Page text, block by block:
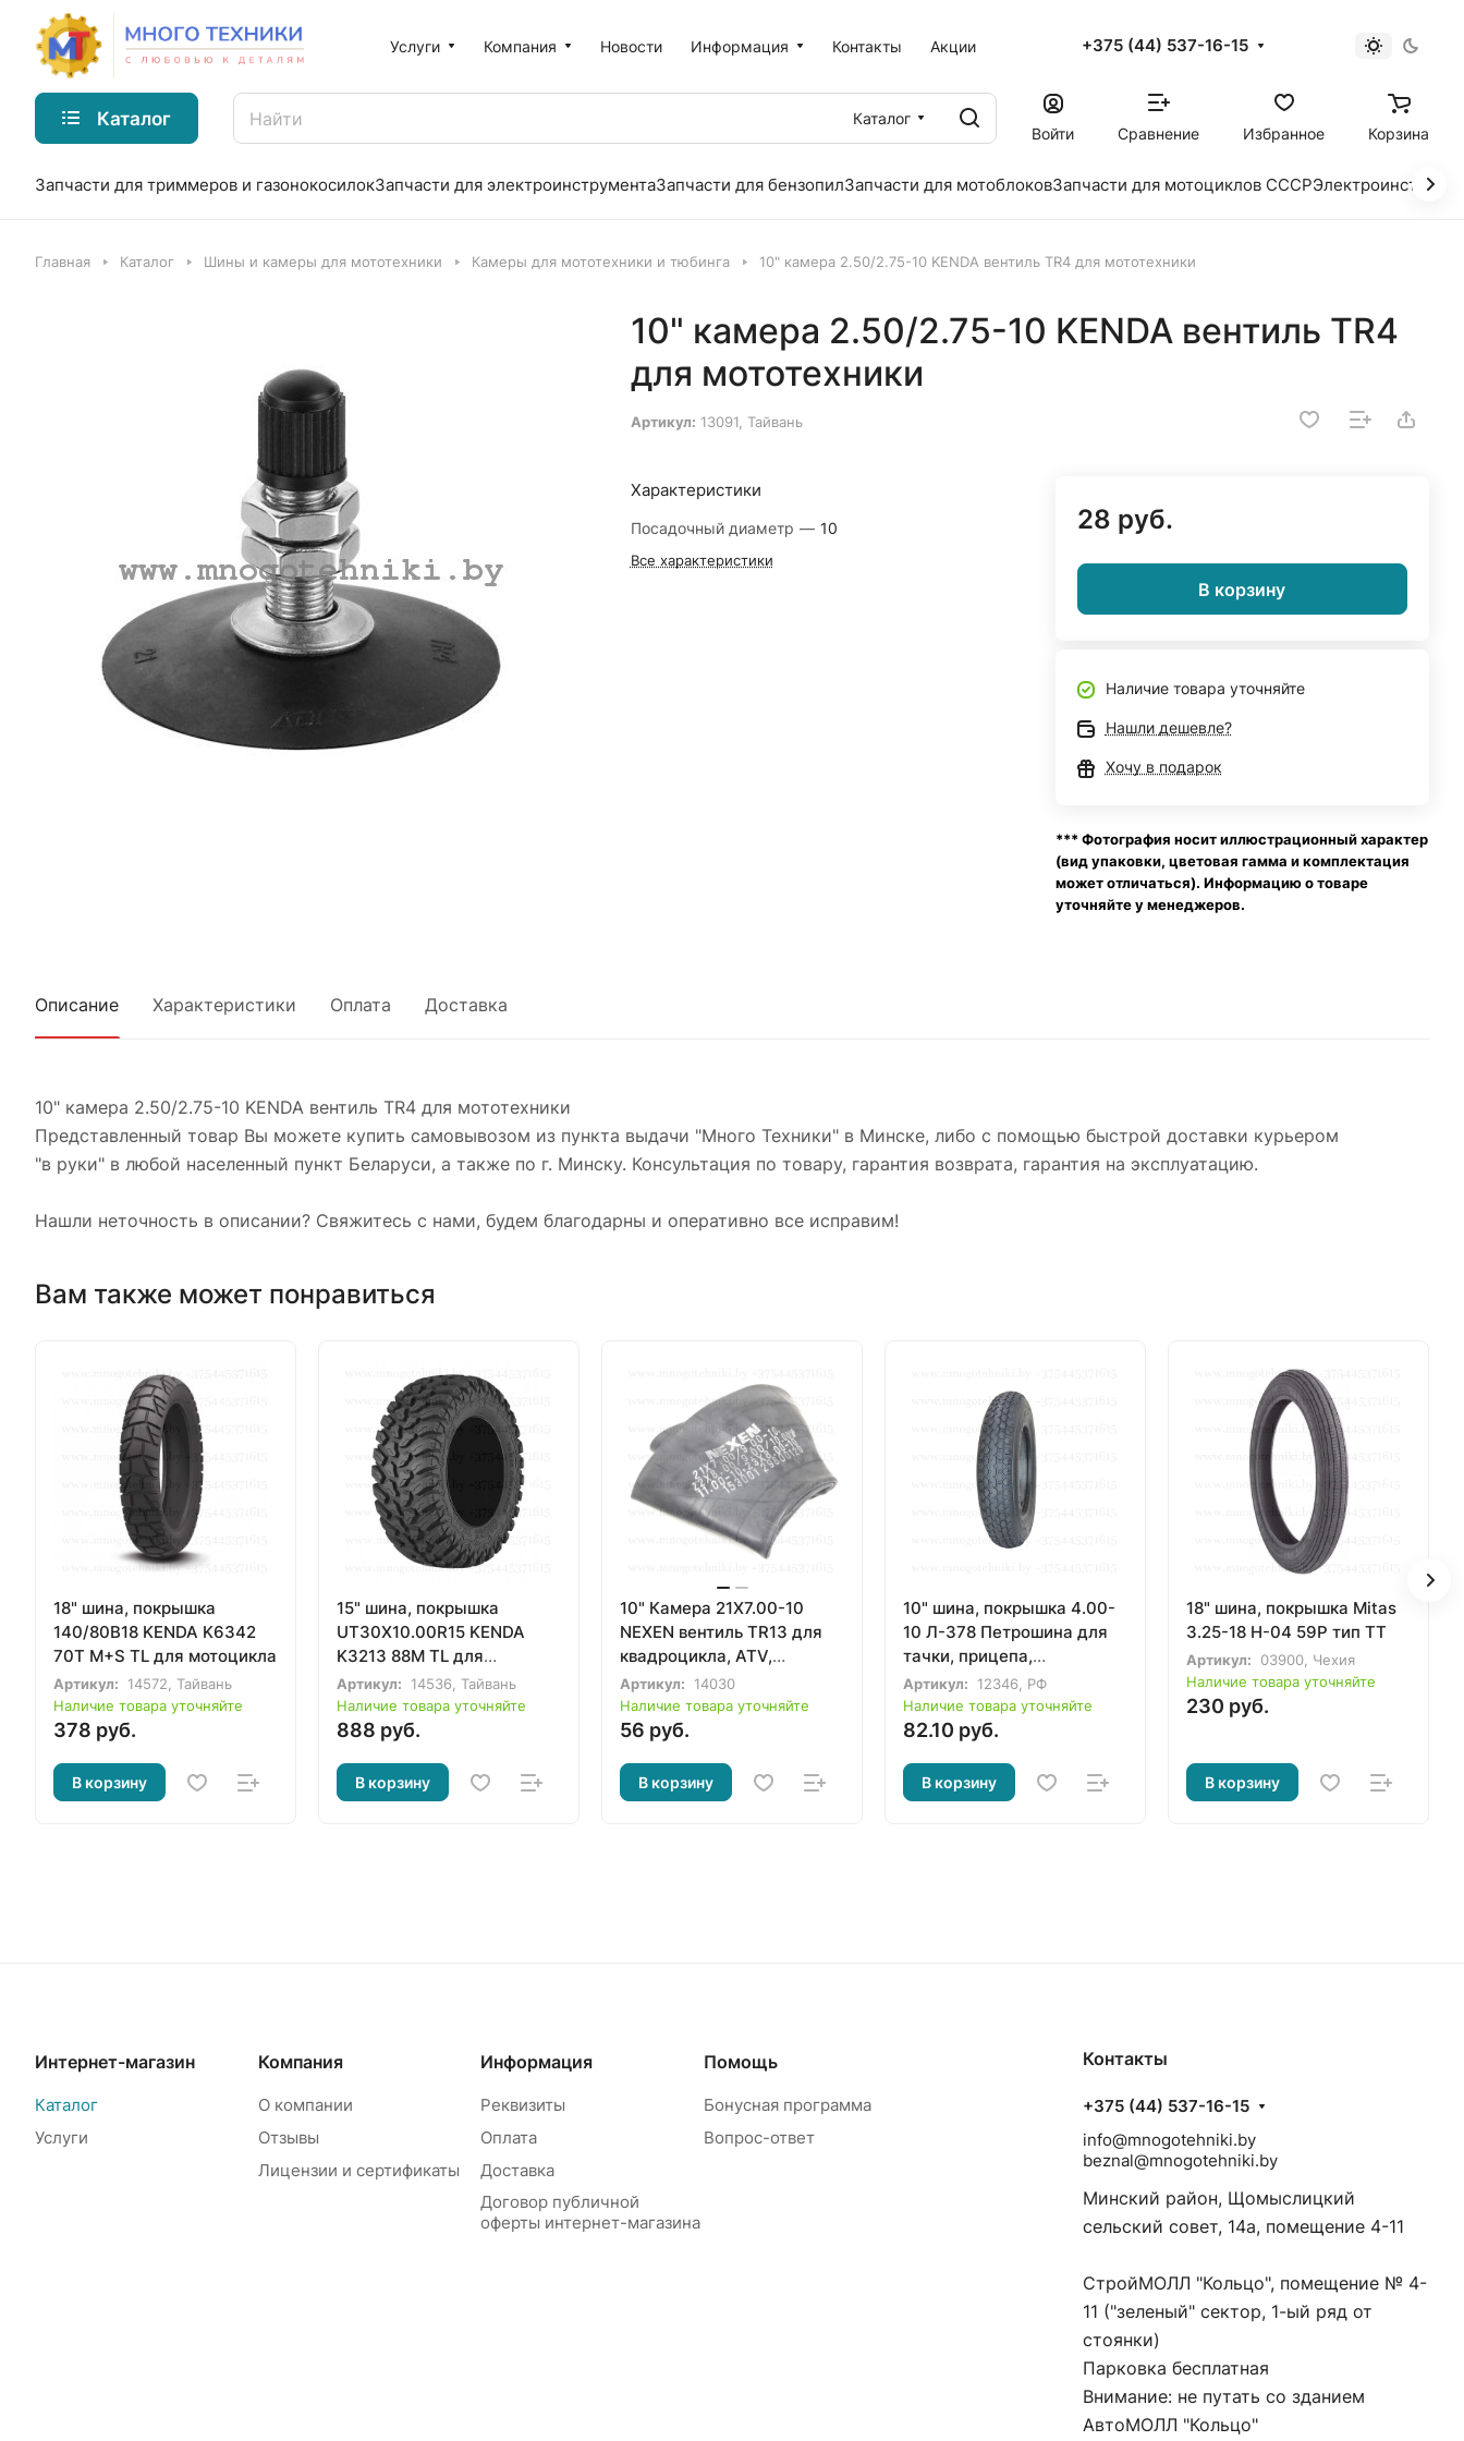
Услуги Компания Новости Информация Контакты Акции +375 (44) 537-16-15
Каталог
Каталог
Войти
Сравнение Избранное Корзина
Запчасти для триммеров и газонокосилокЗапчасти для электроинструментаЗапчасти для бензопилЗапчасти для мотоблоковЗапчасти для мотоциклов СССР
Главная Каталог Шины и камеры для мототехники Камеры для мототехники и тюбинга 10" камера 2.50/2.75-10 KENDA вентиль TR4 для мототехники
10" камера 2.50/2.75-10 KENDA вентиль TR4
для мототехники
Артикул: 13091, Тайвань
Характеристики
Посадочный диаметр — 10
Все характеристики
28 руб.
В корзину
Наличие товара уточняйте
Нашли дешевле?
Хочу в подарок
*** Фотография носит иллюстрационный характер
(вид упаковки, цветовая гамма и комплектация
может отличаться). Информацию о товаре
уточняйте у менеджеров.
Описание Характеристики Оплата Доставка
10" камера 2.50/2.75-10 KENDA вентиль TR4 для мототехники
Представленный товар Вы можете купить самовывозом из пункта выдачи "Много Техники" в Минске, либо с помощью быстрой доставки курьером
"в руки" в любой населенный пункт Беларуси, а также по г. Минску. Консультация по товару, гарантия возврата, гарантия на эксплуатацию.
Нашли неточность в описании? Свяжитесь с нами, будем благодарны и оперативно все исправим!
Вам также может понравиться
18" шина, покрышка
140/80B18 KENDA K6342
70T M+S TL для мотоцикла
Артикул:
14572, Тайвань
Наличие товара уточняйте
378 руб.
В корзину
15" шина, покрышка
UT30X10.00R15 KENDA
K3213 88M TL для
квадроцикла, ATV, UTV
Артикул:
14536, Тайвань
Наличие товара уточняйте
888 руб.
В корзину
10" Камера 21X7.00-10
NEXEN вентиль TR13 для
квадроцикла, ATV,
вездехода
Артикул:
14030
Наличие товара уточняйте
56 руб.
В корзину
10" шина, покрышка 4.00-
10 Л-378 Петрошина для
тачки, прицепа,
сельхозтехники
Артикул:
12346, РФ
Наличие товара уточняйте
82.10 руб.
В корзину
18" шина, покрышка Mitas
3.25-18 H-04 59P тип TT
Артикул:
03900, Чехия
Наличие товара уточняйте
230 руб.
В корзину
Интернет-магазин
Каталог
Услуги
Компания
О компании
Отзывы
Лицензии и сертификаты
Информация
Реквизиты
Оплата
Доставка
Договор публичной
оферты интернет-магазина
Помощь
Бонусная программа
Вопрос-ответ
Контакты
+375 (44) 537-16-15
info@mnogotehniki.by
beznal@mnogotehniki.by
Минский район, Щомыслицкий
сельский совет, 14а, помещение 4-11
СтройМОЛЛ "Кольцо", помещение № 4-
11 ("зеленый" сектор, 1-ый ряд от
стоянки)
Парковка бесплатная
Внимание: не путать со зданием
АвтоМОЛЛ "Кольцо"